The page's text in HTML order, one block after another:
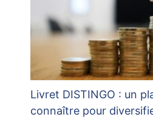
Livret DISTINGO : un
connaître pour